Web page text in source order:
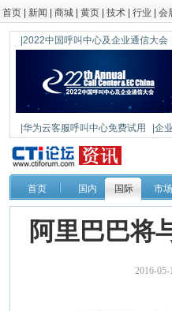
首页 新闻 商城 黄页 技术 行业 会
|2022中国呼叫中心及企业通信大会
|华为云客服呼叫中心免费试用 |企
|鼎信通达新一代语音网关DAG1000-
首页 国内 国际 市场
阿里巴巴将
2016-